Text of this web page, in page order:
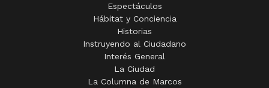
Espectáculos
Hábitat y Conciencia
Historias
Instruyendo al Ciudadano
Interés General
La Ciudad
La Columna de Marcos